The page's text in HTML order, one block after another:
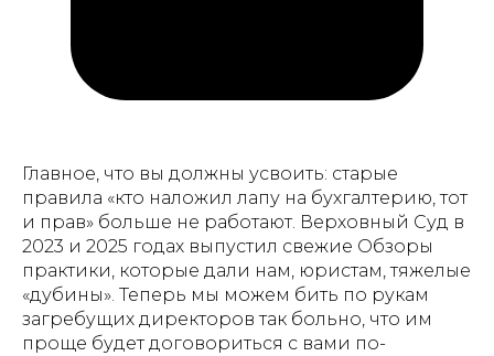
Главное, что вы должны усвоить: старые
правила «кто наложил лапу на бухгалтерию, тот
и прав» больше не работают. Верховный Суд в
2023 и 2025 годах выпустил свежие Обзоры
практики, которые дали нам, юристам, тяжелые
«дубины». Теперь мы можем бить по рукам
загребущих директоров так больно, что им
проще будет договориться с вами по-